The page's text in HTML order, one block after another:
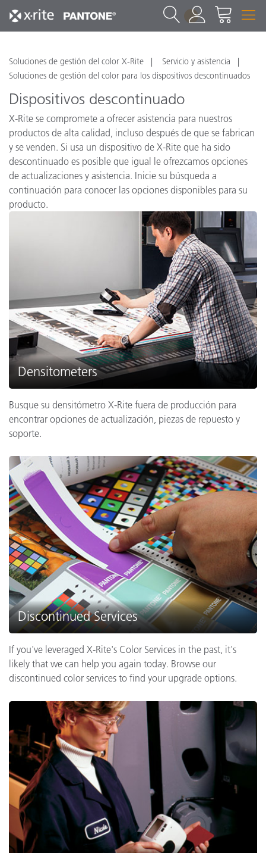
1
Soluciones de gestión del color X-Rite
Servicio y asistencia
Soluciones de gestión del color para los dispositivos descontinuados
Dispositivos descontinuado
X-Rite se compromete a ofrecer asistencia para nuestros
productos de alta calidad, incluso después de que se fabrican
y se venden. Si usa un dispositivo de X-Rite que ha sido
descontinuado es posible que igual le ofrezcamos opciones
de actualizaciones y asistencia. Inicie su búsqueda a
continuación para conocer las opciones disponibles para su
producto.
Densitometers
Busque su densitómetro X-Rite fuera de producción para
encontrar opciones de actualización, piezas de repuesto y
soporte.
Discontinued Services
If you've leveraged X-Rite's Color Services in the past, it's
likely that we can help you again today. Browse our
discontinued color services to find your upgrade options.